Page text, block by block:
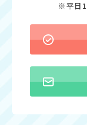
※平日